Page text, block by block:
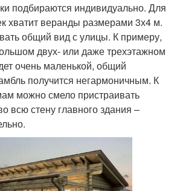
подбираются индивидуально. Для
хватит веранды размерами 3х4 м.
общий вид с улицы. К примеру,
двух- или даже трехэтажном
очень маленькой, общий
получится негармоничным. К
можно смело пристраивать
всю стену главного здания –